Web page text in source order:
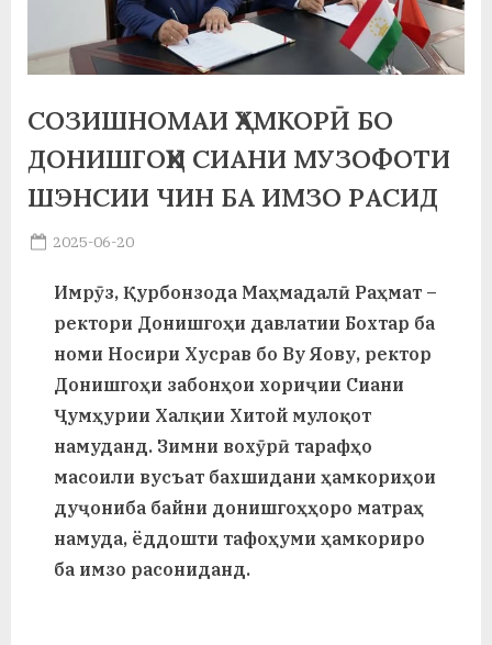
а
н
м
и
с
и
Х
у
с
СОЗИШНОМАИ ҲАМКОРӢ БО
ДОНИШГОҲИ СИАНИ МУЗОФОТИ
ШЭНСИИ ЧИН БА ИМЗО РАСИД
Posted
2025-06-20
Имрӯз, Қурбонзода Маҳмадалӣ Раҳмат –
ректори Донишгоҳи давлатии Бохтар ба
номи Носири Хусрав бо Ву Яову, ректор
Донишгоҳи забонҳои хориҷии Сиани
Ҷумҳурии Халқии Хитой мулоқот
намуданд. Зимни вохӯрӣ тарафҳо
масоили вусъат бахшидани ҳамкориҳои
дуҷониба байни донишгоҳҳоро матраҳ
намуда, ёддошти тафоҳуми ҳамкориро
ба имзо расониданд.